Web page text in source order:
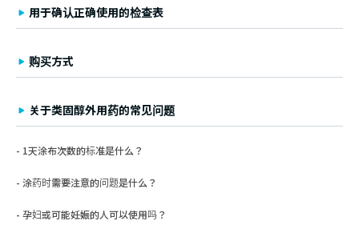
用于确认正确使用的检查表
购买方式
关于类固醇外用药的常见问题
1天涂布次数的标准是什么？
涂药时需要注意的问题是什么？
孕妇或可能妊娠的人可以使用吗？